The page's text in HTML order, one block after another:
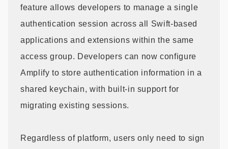
feature allows developers to manage a single
authentication session across all Swift-based
applications and extensions within the same
access group. Developers can now configure
Amplify to store authentication information in a
shared keychain, with built-in support for
migrating existing sessions.
Regardless of platform, users only need to sign